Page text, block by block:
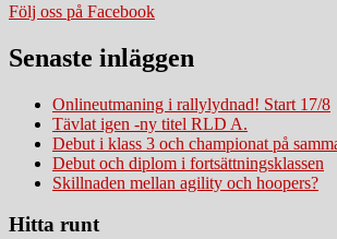
Följ oss på Facebook
Senaste inläggen
Onlineutmaning i rallylydnad! Start 17/8
Tävlat igen -ny titel RLD A.
Debut i klass 3 och championat på
Debut och diplom i fortsättningsklassen
Skillnaden mellan agility och hoopers?
Hitta runt